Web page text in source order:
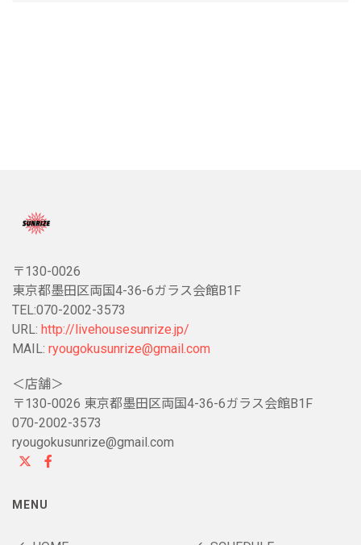
〒130-0026
東京都墨田区両国4-36-6ガラス会館B1F
TEL:070-2002-3573
URL: http://livehousesunrize.jp/
MAIL: ryougokusunrize@gmail.com
＜店舗＞
〒130-0026 東京都墨田区両国4-36-6ガラス会館B1F
070-2002-3573
ryougokusunrize@gmail.com
MENU